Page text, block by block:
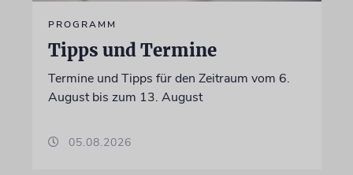
PROGRAMM
Tipps und Termine
Termine und Tipps für den Zeitraum vom 6.
August bis zum 13. August
05.08.2026